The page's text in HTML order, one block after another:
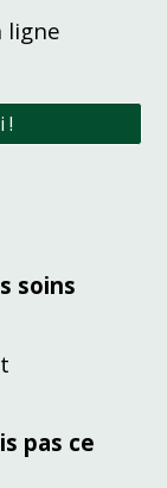
ligne
!
soins
pas ce